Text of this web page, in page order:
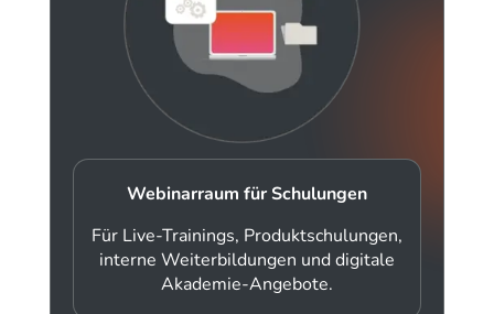
Webinarraum für Schulungen
Für Live-Trainings, Produktschulungen,
interne Weiterbildungen und digitale
Akademie-Angebote.